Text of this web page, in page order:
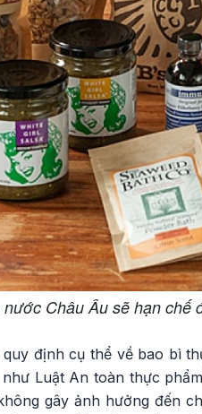
Châu Âu sẽ hạn
định cụ thể về bao bì
Luật An toàn thực
gây ảnh hưởng đến